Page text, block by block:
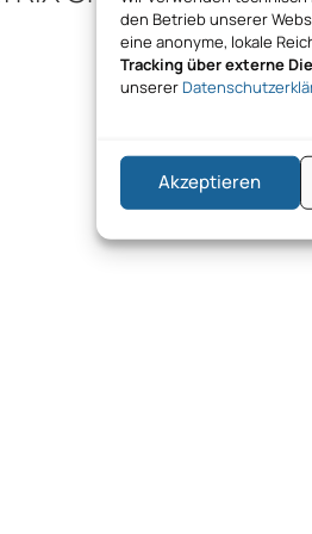
den Betrieb unserer
eine anonyme, lokale
Tracking über externe
unserer
Akzeptieren